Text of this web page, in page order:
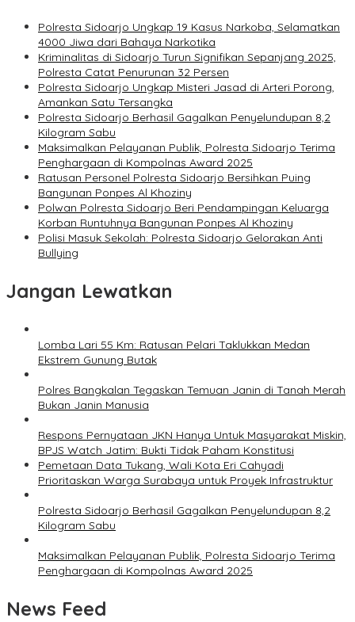
Polresta Sidoarjo Ungkap 19 Kasus Narkoba, Selamatkan
4000 Jiwa dari Bahaya Narkotika
Kriminalitas di Sidoarjo Turun Signifikan Sepanjang 2025,
Polresta Catat Penurunan 32 Persen
Polresta Sidoarjo Ungkap Misteri Jasad di Arteri Porong,
Amankan Satu Tersangka
Polresta Sidoarjo Berhasil Gagalkan Penyelundupan 8,2
Kilogram Sabu
Maksimalkan Pelayanan Publik, Polresta Sidoarjo Terima
Penghargaan di Kompolnas Award 2025
Ratusan Personel Polresta Sidoarjo Bersihkan Puing
Bangunan Ponpes Al Khoziny
Polwan Polresta Sidoarjo Beri Pendampingan Keluarga
Korban Runtuhnya Bangunan Ponpes Al Khoziny
Polisi Masuk Sekolah: Polresta Sidoarjo Gelorakan Anti
Bullying
Jangan Lewatkan
Lomba Lari 55 Km: Ratusan Pelari Taklukkan Medan
Ekstrem Gunung Butak
Polres Bangkalan Tegaskan Temuan Janin di Tanah Merah
Bukan Janin Manusia
Respons Pernyataan JKN Hanya Untuk Masyarakat Miskin,
BPJS Watch Jatim: Bukti Tidak Paham Konstitusi
Pemetaan Data Tukang, Wali Kota Eri Cahyadi
Prioritaskan Warga Surabaya untuk Proyek Infrastruktur
Polresta Sidoarjo Berhasil Gagalkan Penyelundupan 8,2
Kilogram Sabu
Maksimalkan Pelayanan Publik, Polresta Sidoarjo Terima
Penghargaan di Kompolnas Award 2025
News Feed